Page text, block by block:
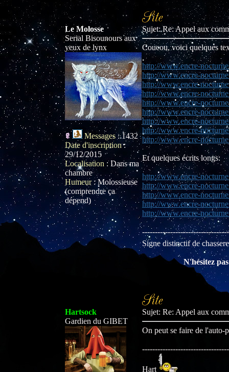
Le Molosse
Serial Bisounours aux
yeux de lynx
Messages :1432
Date d'inscription:
29/12/2015
Localisation :Dans ma
chambre
Humeur: Molossieuse
(comprendre ça
dépend)
Sujet: Re: Appel aux
Coucou, voici quelques
http://www.encre-
http://www.encre-
http://www.encre-
http://www.encre-
http://www.encre-
http://www.encre-
http://www.encre-
http://www.encre-
http://www.encre-
Et quelques écrits longs:
http://www.encre-
http://www.encre-
http://www.encre-
http://www.encre-
http://www.encre-
Signe distinctif de
N'hésitez
Hartsock
Gardien du GIBET
Sujet: Re: Appel aux
On peut se faire de l'auto-
Hart